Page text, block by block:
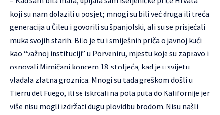
koji su nam dolazili u posjet; mnogi su bili već druga ili treća
generacija u Čileu i govorili su španjolski, ali su se prisjećali
muka svojih starih. Bilo je tu i smiješnih priča o javnoj kući
kao “važnoj instituciji” u Porveniru, mjestu koje su zapravo i
osnovali Mimičani koncem 18. stoljeća, kad je u svijetu
vladala zlatna groznica. Mnogi su tada greškom došli u
Tierru del Fuego, ili se iskrcali na pola puta do Kalifornije jer
više nisu mogli izdržati dugu plovidbu brodom. Nisu našli